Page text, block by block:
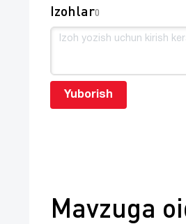
Izohlar0
Yuborish
Mavzuga